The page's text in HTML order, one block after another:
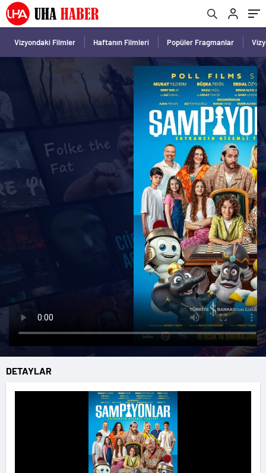
Vizyondaki Filmler Haftanın Filmleri Popüler Fragmanlar
DETAYLAR